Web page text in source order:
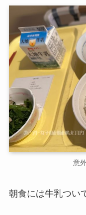
意
朝食には牛乳つい